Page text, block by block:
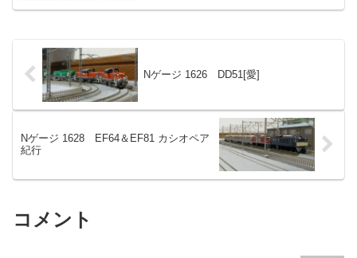
Nゲージ 1626 DD51[愛]
Nゲージ 1628 EF64＆EF81 カシオペア
紀行
コメント